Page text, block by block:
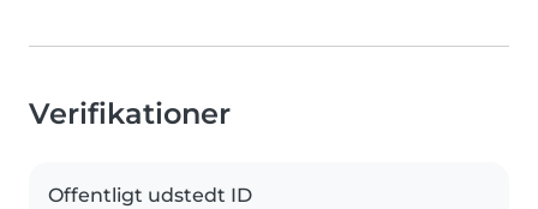
Verifikationer
Offentligt udstedt ID